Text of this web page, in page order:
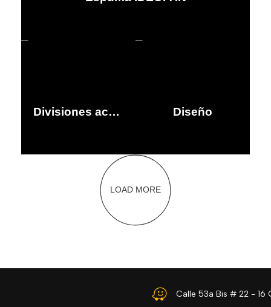
Divisiones acústicas en vidrio Diseño
LOAD MORE
Calle 53a Bis # 22 - 16